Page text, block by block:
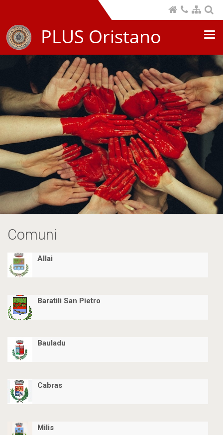
PLUS Oristano
Comuni
Allai
Baratili San Pietro
Bauladu
Cabras
Milis